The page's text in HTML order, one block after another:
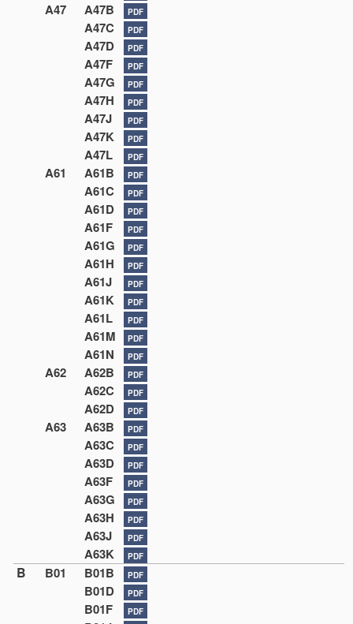
A47 A47B PDF
A47C PDF
A47D PDF
A47F PDF
A47G PDF
A47H PDF
A47J PDF
A47K PDF
A47L PDF
A61 A61B PDF
A61C PDF
A61D PDF
A61F PDF
A61G PDF
A61H PDF
A61J PDF
A61K PDF
A61L PDF
A61M PDF
A61N PDF
A62 A62B PDF
A62C PDF
A62D PDF
A63 A63B PDF
A63C PDF
A63D PDF
A63F PDF
A63G PDF
A63H PDF
A63J PDF
A63K PDF
B B01 B01B PDF
B01D PDF
B01F PDF